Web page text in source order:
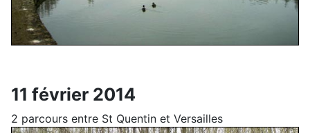
11 février 2014
2 parcours entre St Quentin et Versailles